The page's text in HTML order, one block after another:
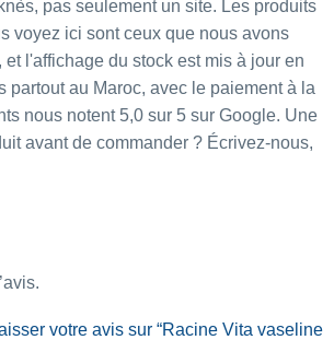
pas seulement un site. Les produits
voyez ici sont ceux que nous avons
l'affichage du stock est mis à jour en
partout au Maroc, avec le paiement à la
nous notent 5,0 sur 5 sur Google. Une
avant de commander ? Écrivez-nous,
votre avis sur “Racine Vita vaseline